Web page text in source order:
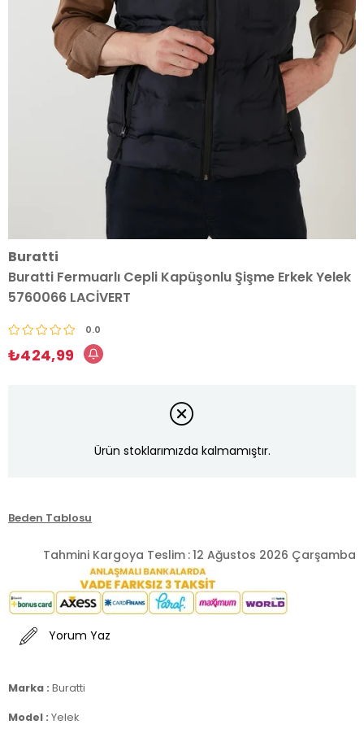
Buratti
Buratti Fermuarlı Cepli Kapüşonlu Şişme Erkek Yelek
5760066 LACİVERT
0.0
₺424,99
Ürün stoklarımızda kalmamıştır.
Beden Tablosu
Tahmini Kargoya Teslim :12 Ağustos 2026 Çarşamba
Yorum Yaz
Marka : Buratti
Model : Yelek